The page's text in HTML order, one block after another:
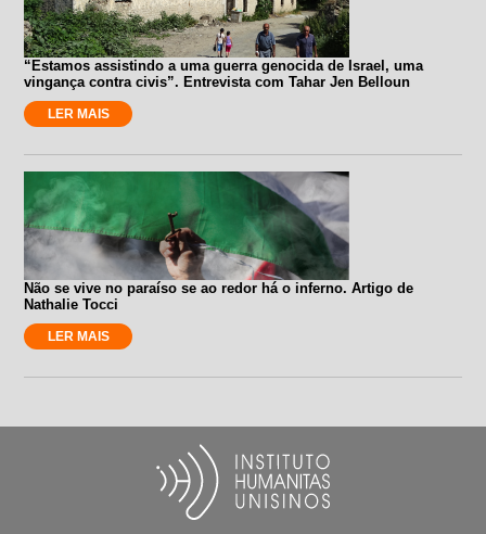
“Estamos assistindo a uma guerra genocida de Israel, uma
vingança contra civis”. Entrevista com Tahar Jen Belloun
LER MAIS
Não se vive no paraíso se ao redor há o inferno. Artigo de
Nathalie Tocci
LER MAIS